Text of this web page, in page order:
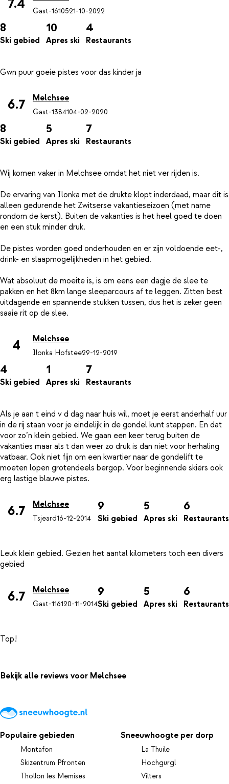
7.4 Gast-1610521-10-2022
8
Ski gebied
10
Apres ski
4
Restaurants
6.7 Melchsee
Gast-1384104-02-2020
8
Ski gebied
5
Apres ski
7
Restaurants
Wij komen vaker in Melchsee omdat het niet ver rijden is.
De ervaring van Ilonka met de drukte klopt inderdaad, maar dit is
alleen gedurende het Zwitserse vakantieseizoen (met name
rondom de kerst). Buiten de vakanties is het heel goed te doen
en een stuk minder druk.
De pistes worden goed onderhouden en er zijn voldoende eet-,
drink- en slaapmogelijkheden in het gebied.
Wat absoluut de moeite is, is om eens een dagje de slee te
pakken en het 8km lange sleeparcours af te leggen. Zitten best
uitdagende en spannende stukken tussen, dus het is zeker geen
4 Melchsee
Ilonka Hofstee29-12-2019
4
Ski gebied
1
Apres ski
7
Restaurants
Als je aan t eind v d dag naar huis wil, moet je eerst anderhalf uur
in de rij staan voor je eindelijk in de gondel kunt stappen. En dat
voor zo’n klein gebied. We gaan een keer terug buiten de
vakanties maar als t dan weer zo druk is dan niet voor herhaling
vatbaar. Ook niet fijn om een kwartier naar de gondelift te
moeten lopen grotendeels bergop. Voor beginnende skiërs ook
6.7 Melchsee
Tsjeard16-12-2014
9
Ski gebied
5
Apres ski
6
Restaurants
Leuk klein gebied. Gezien het aantal kilometers toch een divers
6.7 Melchsee
Gast-116120-11-2014
9
Ski gebied
5
Apres ski
6
Restaurants
Bekijk alle reviews voor Melchsee
Populaire gebieden
Montafon
Skizentrum Pfronten
Thollon les Memises
Sneeuwhoogte per dorp
La Thuile
Hochgurgl
Vilters